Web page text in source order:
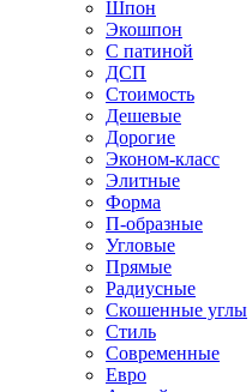
Шпон
Экошпон
С патиной
ДСП
Стоимость
Дешевые
Дорогие
Эконом-класс
Элитные
Форма
П-образные
Угловые
Прямые
Радиусные
Скошенные углы
Стиль
Современные
Евро